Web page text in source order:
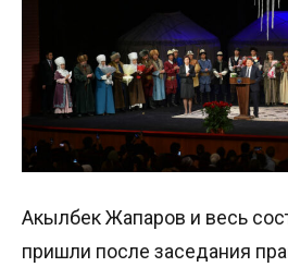
Акылбек Жапаров и весь
пришли после заседания